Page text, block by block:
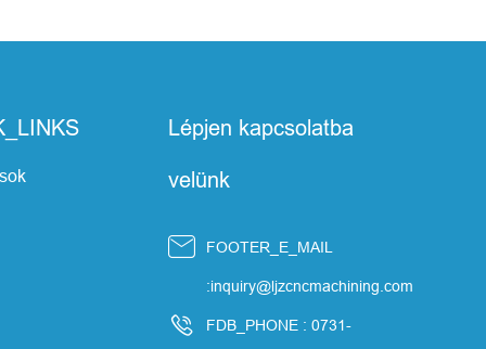
Lépjen kapcsolatba
velünk
 FOOTER_E_MAIL
:inquiry@ljzcncmachining.com
 FDB_PHONE : 0731-